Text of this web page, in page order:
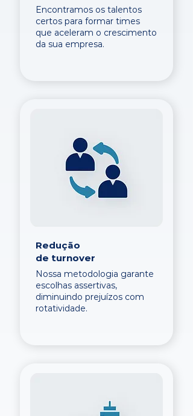
Encontramos os talentos
certos para formar times
que aceleram o crescimento
da sua empresa.
Redução
de turnover
Nossa metodologia garante
escolhas assertivas,
diminuindo prejuízos com
rotatividade.